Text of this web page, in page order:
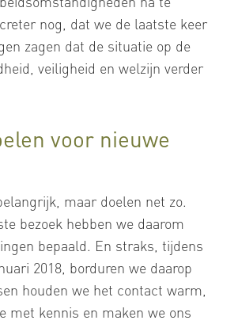
nog, dat we de laatste keer
zagen dat de situatie op de
veiligheid en welzijn verder
voor nieuwe
maar doelen net zo.
bezoek hebben we daarom
bepaald. En straks, tijdens
2018, borduren we daarop
houden we het contact warm,
met kennis en maken we ons